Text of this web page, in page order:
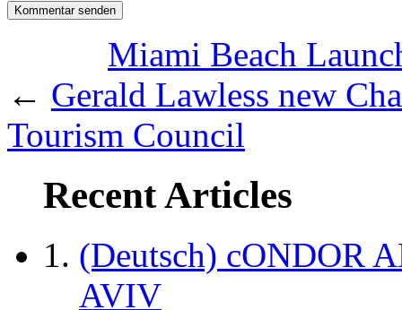
Miami Beach
← Gerald Lawless new
Tourism Council
Recent Articles
(Deutsch) cONDOR
AVIV